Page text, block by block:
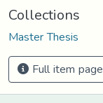
Collections
Master Thesis
Full item page